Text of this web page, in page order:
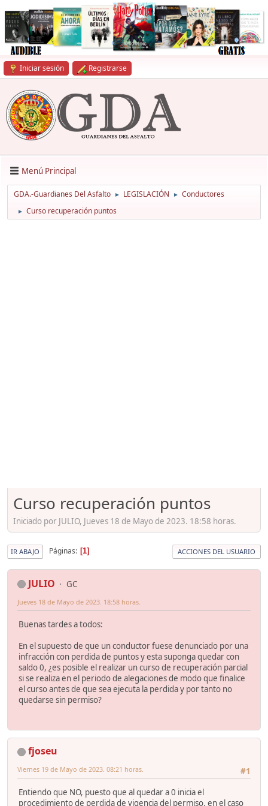
Iniciar sesión Registrarse
Menú Principal
GDA.-Guardianes Del Asfalto ► LEGISLACIÓN ► Conductores
► Curso recuperación puntos
Curso recuperación puntos
Iniciado por JULIO, Jueves 18 de Mayo de 2023. 18:58 horas.
IR ABAJO Páginas 1 ACCIONES DEL USUARIO
JULIO GC
Jueves 18 de Mayo de 2023. 18:58 horas.
Buenas tardes a todos:
En el supuesto de que un conductor fuese denunciado por una
infracción con perdida de puntos y esta suponga quedar con
saldo 0, ¿es posible el realizar un curso de recuperación parcial
si se realiza en el periodo de alegaciones de modo que finalice
el curso antes de que sea ejecuta la perdida y por tanto no
quedarse sin permiso?
fjoseu
#1
Viernes 19 de Mayo de 2023. 08:21 horas.
Entiendo que NO, puesto que al quedar a 0 inicia el
procedimiento de perdida de vigencia del permiso, en el caso